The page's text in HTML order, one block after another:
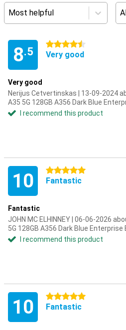
Most helpful
8.5
4.5 stars
Very good
Very good
Nerijus Cetvertinskas | 13-09-2024
A35 5G 128GB A356 Dark Blue
I recommend this product
10 5 stars
Fantastic
Fantastic
JOHN MC ELHINNEY | 06-06-2026
5G 128GB A356 Dark Blue Enterprise
I recommend this product
10 5 stars
Fantastic